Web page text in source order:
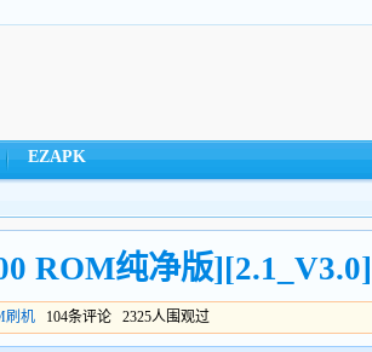
EZAPK
ROM纯净版][2.1_V3.0]
刷机 104条评论 2325人围观过